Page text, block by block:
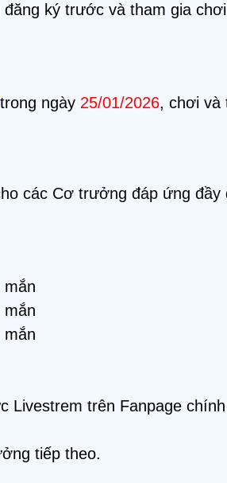
đăng ký trước và tham gia
ngày 25/01/2026, chơi và
các Cơ trưởng đáp ứng đầy
Livestrem trên Fanpage
tiếp theo.